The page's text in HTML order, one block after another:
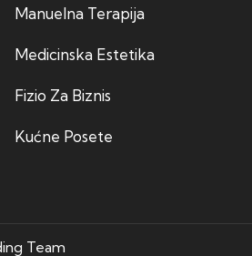
Manuelna Terapija
Medicinska Estetika
Fizio Za Biznis
Kućne Posete
Team